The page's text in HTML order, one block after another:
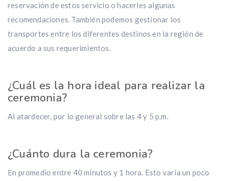
reservación de estos servicio o hacerles algunas
recomendaciones. También podemos gestionar los
transportes entre los diferentes destinos en la región de
acuerdo a sus requerimientos.
¿Cuál es la hora ideal para realizar la
ceremonia?
Al atardecer, por lo general sobre las 4 y 5 p.m.
¿Cuánto dura la ceremonia?
En promedio entre 40 minutos y 1 hora. Esto varía un poco